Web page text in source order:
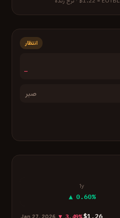
انتظار
—
صبر
1y
▲ 0.60%
$1.26
▼ 3.49%